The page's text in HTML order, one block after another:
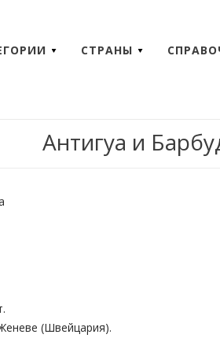
СТРАНЫ
Антигуа и
(Швейцария).